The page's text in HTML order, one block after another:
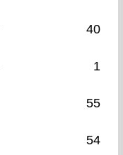
40
1
55
54